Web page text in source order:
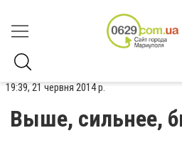
19:39, 21 червня 2014 р.
Выше, сильнее,